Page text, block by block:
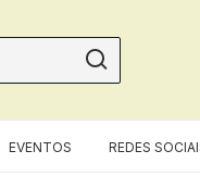
EVENTOS REDES